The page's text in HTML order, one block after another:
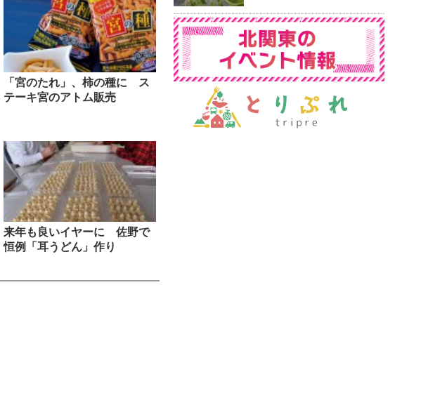
「宮のたれ」、柿の種に ス
テーキ宮のアトム販売
来年も良いイヤーに 佐野で
恒例「耳うどん」作り